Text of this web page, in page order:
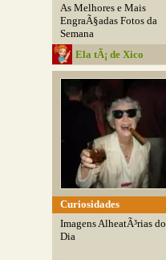
As Melhores e Mais
EngraÃ§adas Fotos da
Semana
Ela tÃ¡ de Xico
Curiosidades
Imagens AlheatÃ³rias do
Dia